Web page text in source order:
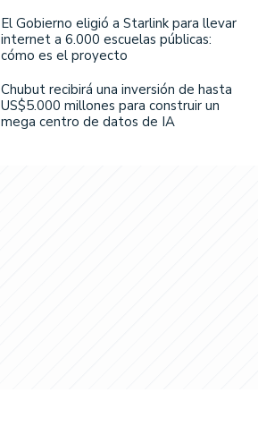
El Gobierno eligió a Starlink para llevar
internet a 6.000 escuelas públicas:
cómo es el proyecto
Chubut recibirá una inversión de hasta
US$5.000 millones para construir un
mega centro de datos de IA